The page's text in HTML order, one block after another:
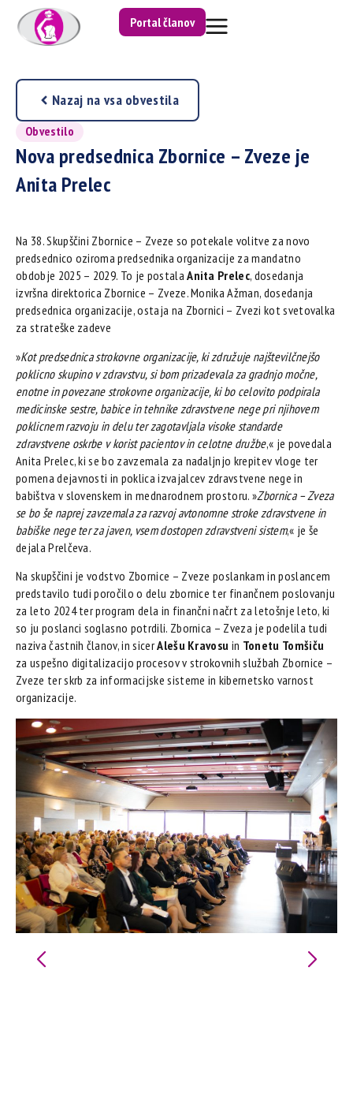
Portal članov
Nazaj na vsa obvestila
Obvestilo
Nova predsednica Zbornice – Zveze je
Anita Prelec
Na 38. Skupščini Zbornice – Zveze so potekale volitve za novo
predsednico oziroma predsednika organizacije za mandatno
obdobje 2025 – 2029. To je postalaAnita Prelec, dosedanja
izvršna direktorica Zbornice – Zveze. Monika Ažman, dosedanja
predsednica organizacije, ostaja na Zbornici – Zvezi kot svetovalka
za strateške zadeve
»Kot predsednica strokovne organizacije, ki združuje najštevilčnejšo
poklicno skupino v zdravstvu, si bom prizadevala za gradnjo močne,
enotne in povezane strokovne organizacije, ki bo celovito podpirala
medicinske sestre, babice in tehnike zdravstvene nege pri njihovem
poklicnem razvoju in delu ter zagotavljala visoke standarde
zdravstvene oskrbe v korist pacientov in celotne družbe,« je povedala
Anita Prelec, ki se bo zavzemala za nadaljnjo krepitev vloge ter
pomena dejavnosti in poklica izvajalcev zdravstvene nege in
babištva v slovenskem in mednarodnem prostoru. »Zbornica – Zveza
se bo še naprej zavzemala za razvoj avtonomne stroke zdravstvene in
babiške nege ter za javen, vsem dostopen zdravstveni sistem,« je še
dejala Prelčeva.
Na skupščini je vodstvo Zbornice – Zveze poslankam in poslancem
predstavilo tudi poročilo o delu zbornice ter finančnem poslovanju
za leto 2024 ter program dela in finančni načrt za letošnje leto, ki
so ju poslanci soglasno potrdili. Zbornica – Zveza je podelila tudi
naziva častnih članov, in sicerAlešu Kravosu in Tonetu Tomšiču
za uspešno digitalizacijo procesov v strokovnih službah Zbornice –
Zveze ter skrb za informacijske sisteme in kibernetsko varnost
organizacije.